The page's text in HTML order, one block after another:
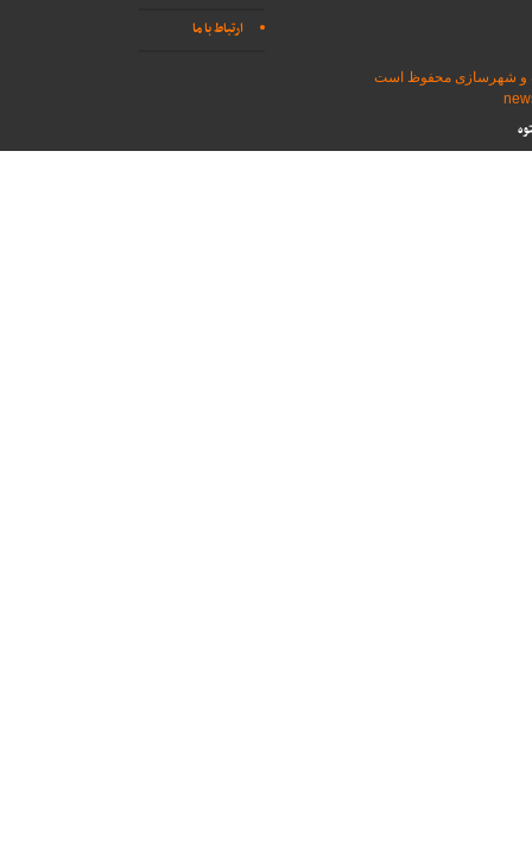
ارتباط با ما
و شهرسازی محفوظ است